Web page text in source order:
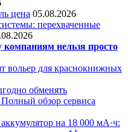
цена 05.08.2026
перехваченные
нельзя просто
вольер для краснокнижных
обменять
обзор сервиса
на 18 000 мА·ч: